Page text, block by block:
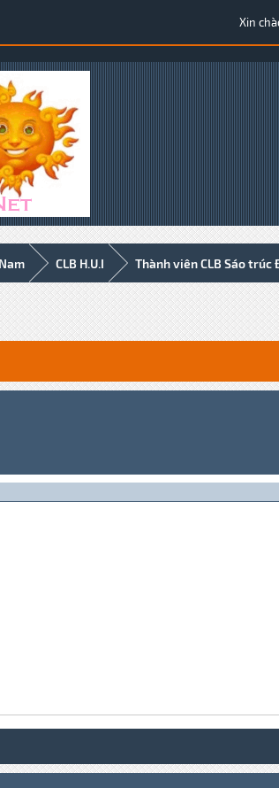
Xin
CLB H.U.I Thành viên CLB Sáo trúc